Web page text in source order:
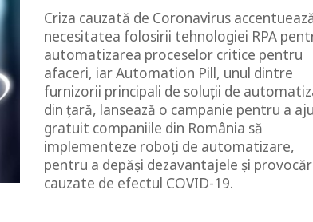
Criza cauzată de Coronavirus
necesitatea folosirii tehnologiei RPA
automatizarea proceselor critice pentru
afaceri, iar Automation Pill, unul dintre
furnizorii principali de soluții de
din țară, lansează o campanie pentru a
gratuit companiile din România să
implementeze roboți de automatizare,
pentru a depăși dezavantajele și
cauzate de efectul COVID-19.